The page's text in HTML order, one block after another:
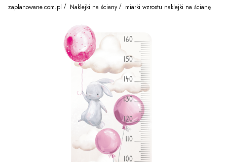
zaplanowane.com.pl Naklejki na ściany miarki wzrostu naklejki na ścianę